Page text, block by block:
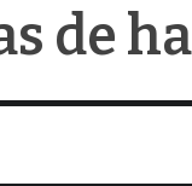
de